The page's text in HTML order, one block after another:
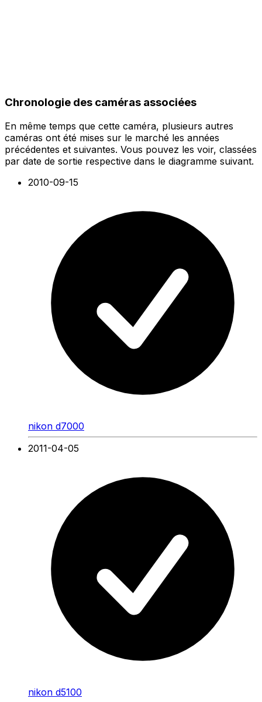
Chronologie des caméras associées
En même temps que cette caméra, plusieurs autres
caméras ont été mises sur le marché les années
précédentes et suivantes. Vous pouvez les voir, classées
par date de sortie respective dans le diagramme suivant.
2010-09-15
nikon d7000
2011-04-05
nikon d5100